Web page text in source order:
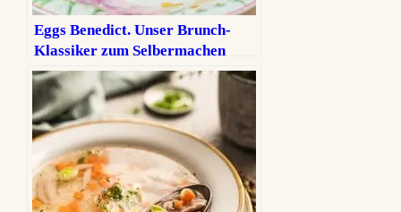
Eggs Benedict. Unser Brunch-
Klassiker zum Selbermachen